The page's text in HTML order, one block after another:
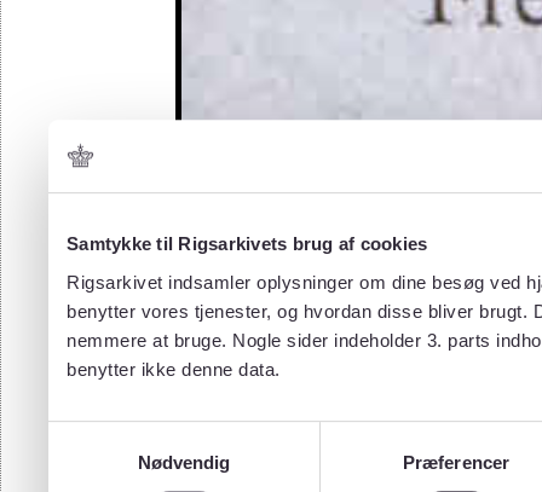
Samtykke til Rigsarkivets brug af cookies
Rigsarkivet indsamler oplysninger om dine besøg ved
benytter vores tjenester, og hvordan disse bliver
nemmere at bruge. Nogle sider indeholder 3. parts
benytter ikke denne data.
Nødvendig
Præferencer